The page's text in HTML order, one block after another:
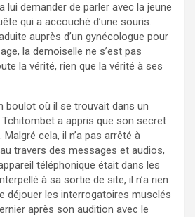
lui demander de parler avec la jeune
qui a accouché d’une souris.
auprès d’un gynécologue pour
la demoiselle ne s’est pas
la vérité, rien que la vérité à ses
boulot où il se trouvait dans un
Tchitombet a appris que son secret
Malgré cela, il n’a pas arrêté à
travers des messages et audios,
téléphonique était dans les
à sa sortie de site, il n’a rien
déjouer les interrogatoires musclés
après son audition avec le